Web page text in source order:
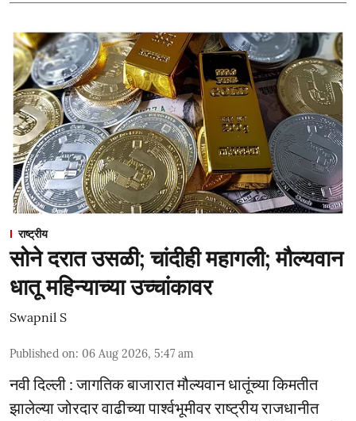
राष्ट्रीय
सोने दरात उसळी; चांदीही महागली; मौल्यवान
धातू महिन्याच्या उच्चांकावर
Swapnil S
Published on: 06 Aug 2026, 5:47 am
नवी दिल्ली : जागतिक बाजारात मौल्यवान धातूंच्या किमतीत
झालेल्या जोरदार वाढीच्या पार्श्वभूमीवर राष्ट्रीय राजधानीत